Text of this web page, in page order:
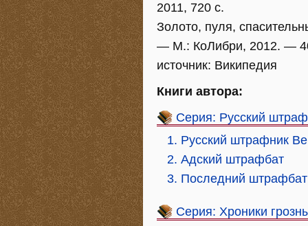
2011, 720 с.
Золото, пуля,
— М.: КоЛибри, 2012. —
источник: Википедия
Книги автора:
Серия: Русский
1. Русский штрафник
2. Адский штрафбат
3. Последний штрафбат
Серия: Хроники